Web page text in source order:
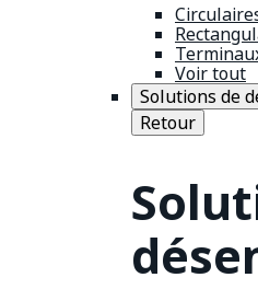
Voir tout
Solutions de
Retour